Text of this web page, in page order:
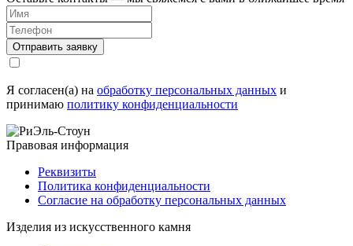
Я согласен(а) на обработку персональных данных и
принимаю политику конфиденциальности
Правовая информация
Реквизиты
Политика конфиденциальности
Согласие на обработку персональных данных
Изделия из искусственного камня